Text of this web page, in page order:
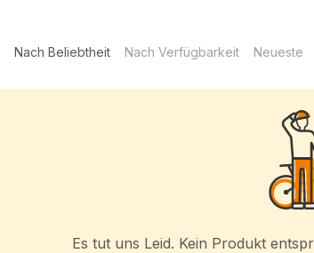
Nach Beliebtheit Nach Verfügbarkeit Neueste
Es tut uns Leid. Kein Produkt